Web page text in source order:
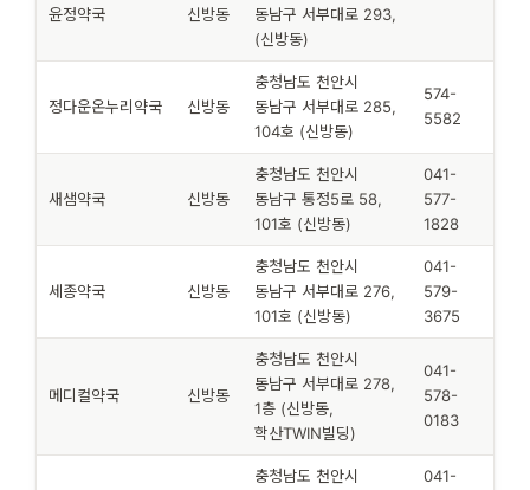
윤정약국 신방동
동남구 서부대로 293,
(신방동)
정다운온누리약국 신방동
충청남도 천안시
동남구 서부대로 285,
104호 (신방동)
574-
5582
새샘약국 신방동
충청남도 천안시
동남구 통정5로 58,
101호 (신방동)
041-
577-
1828
세종약국 신방동
충청남도 천안시
동남구 서부대로 276,
101호 (신방동)
041-
579-
3675
메디컬약국 신방동
충청남도 천안시
동남구 서부대로 278,
1층 (신방동,
학산TWIN빌딩)
041-
578-
0183
충청남도 천안시 041-